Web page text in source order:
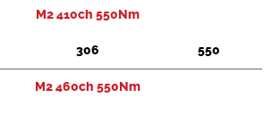
M2 410ch 550Nm
306 550
M2 460ch 550Nm